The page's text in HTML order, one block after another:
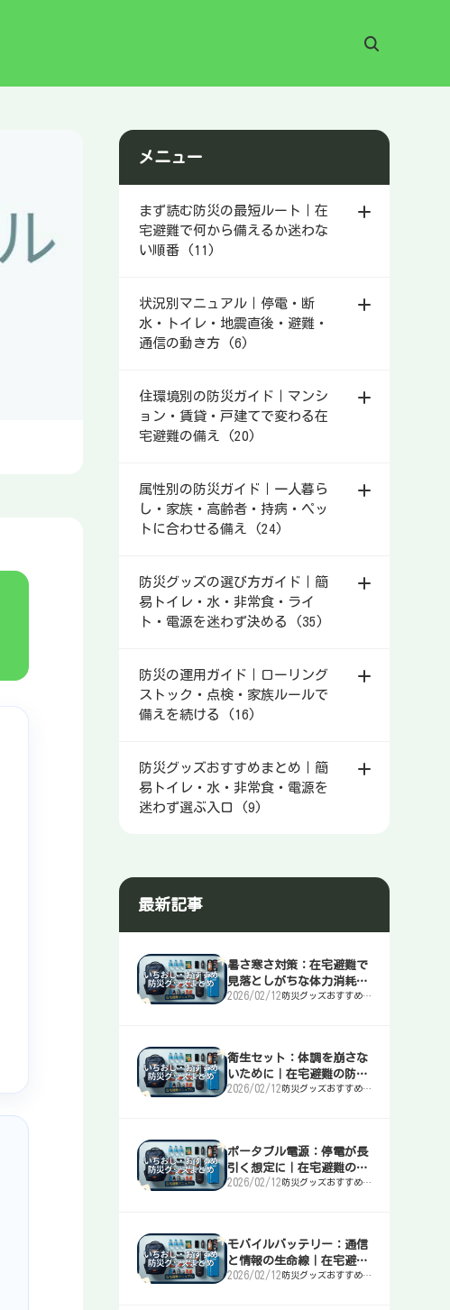
メニュー
まず読む防災の最短ルート｜在
宅避難で何から備えるか迷わな
い順番 (11)
状況別マニュアル｜停電・断
水・トイレ・地震直後・避難・
通信の動き方 (6)
住環境別の防災ガイド｜マンシ
ョン・賃貸・戸建てで変わる在
宅避難の備え (20)
属性別の防災ガイド｜一人暮ら
し・家族・高齢者・持病・ペッ
トに合わせる備え (24)
防災グッズの選び方ガイド｜簡
易トイレ・水・非常食・ライ
ト・電源を迷わず決める (35)
防災の運用ガイド｜ローリング
ストック・点検・家族ルールで
備えを続ける (16)
防災グッズおすすめまとめ｜簡
易トイレ・水・非常食・電源を
迷わず選ぶ入口 (9)
最新記事
暑さ寒さ対策：在宅避難で
見落としがちな体力消耗を
止める｜在宅避難の防災マ
2026/02/12 防災グッズおすすめま
衛生セット：体調を崩さな
いために｜在宅避難の防災
マニュアル
2026/02/12 防災グッズおすすめま
ポータブル電源：停電が長
引く想定に｜在宅避難の防
災マニュアル
2026/02/12 防災グッズおすすめま
モバイルバッテリー：通信
と情報の生命線｜在宅避難
の防災マニュアル
2026/02/12 防災グッズおすすめま